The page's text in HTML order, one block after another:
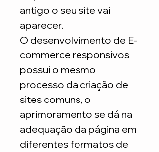
antigo o seu site vai
aparecer.
O desenvolvimento de E-
commerce responsivos
possui o mesmo
processo da criação de
sites comuns, o
aprimoramento se dá na
adequação da página em
diferentes formatos de